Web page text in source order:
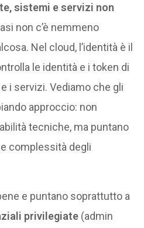
sistemi e servizi non
non c’è nemmeno
Nel cloud, l’identità è il
le identità e i token di
i servizi. Vediamo che gli
approccio: non
tecniche, ma puntano
complessità degli
e puntano soprattutto a
privilegiate (admin